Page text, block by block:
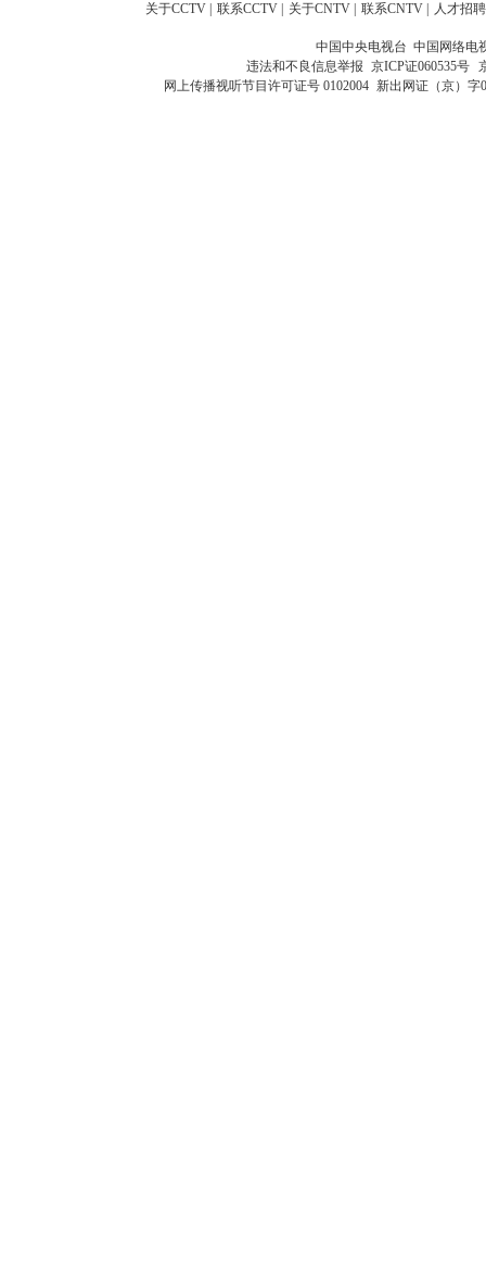
关于CCTV 联系CCTV 关于CNTV 联系CNTV 人才招聘
中国中央电视台 中国网络电
违法和不良信息举报 京ICP证060535号
网上传播视听节目许可证号 0102004 新出网证（京）